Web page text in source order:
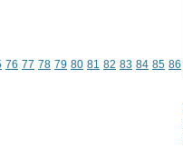
76 77 78 79 80 81 82 83 84 85 86